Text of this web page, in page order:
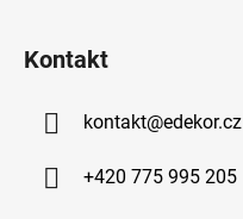
Kontakt
kontakt@edekor.cz
+420 775 995 205